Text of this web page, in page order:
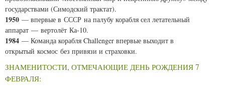
государствами (Симодский трактат).
1950 — впервые в СССР на палубу корабля сел летательный
аппарат — вертолёт Ка-10.
1984 — Команда корабля Challenger впервые выходит в
открытый космос без привязи и страховки.
ЗНАМЕНИТОСТИ, ОТМЕЧАЮЩИЕ ДЕНЬ РОЖДЕНИЯ 7
ФЕВРАЛЯ: